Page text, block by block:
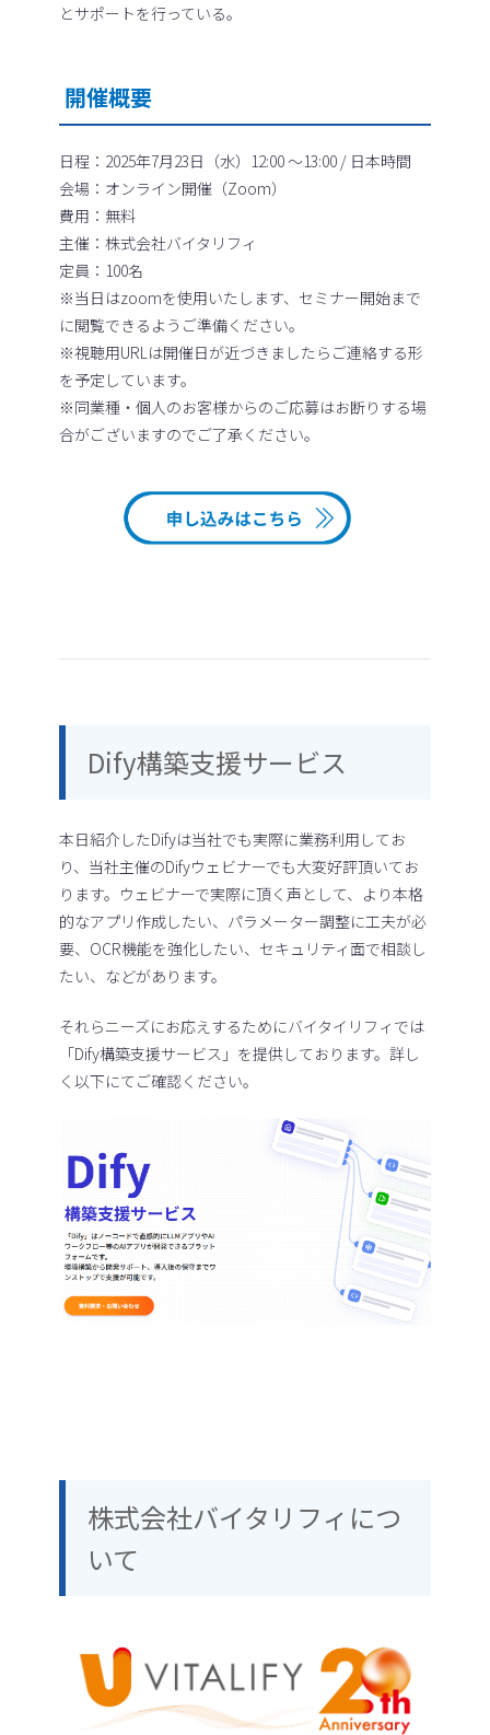
とサポートを行っている。
開催概要
日程：2025年7月23日（水）12:00 ～13:00 / 日本時間
会場：オンライン開催（Zoom）
費用：無料
主催：株式会社バイタリフィ
定員：100名
※当日はzoomを使用いたします、セミナー開始まで
に閲覧できるようご準備ください。
※視聴用URLは開催日が近づきましたらご連絡する形
を予定しています。
※同業種・個人のお客様からのご応募はお断りする場
合がございますのでご了承ください。
Dify構築支援サービス
本日紹介したDifyは当社でも実際に業務利用してお
り、当社主催のDifyウェビナーでも大変好評頂いてお
ります。ウェビナーで実際に頂く声として、より本格
的なアプリ作成したい、パラメーター調整に工夫が必
要、OCR機能を強化したい、セキュリティ面で相談し
たい、などがあります。
それらニーズにお応えするためにバイタイリフィでは
「Dify構築支援サービス」を提供しております。詳し
く以下にてご確認ください。
株式会社バイタリフィにつ
いて